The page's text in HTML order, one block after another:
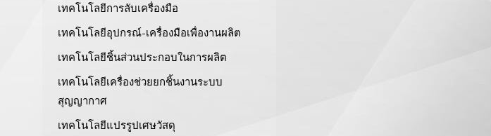
เทคโนโลยีการลับเครื่องมือ
เทคโนโลยีอุปกรณ์-เครื่องมือเพื่องานผลิต
เทคโนโลยีชิ้นส่วนประกอบในการผลิต
เทคโนโลยีเครื่องช่วยยกชิ้นงานระบบ
สุญญากาศ
เทคโนโลยีแปรรูปเศษวัสดุ